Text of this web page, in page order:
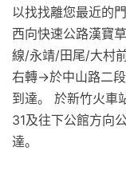
以找找離您最近的
西向快速公路漢寶
線/永靖/田尾/大村
右轉→於中山路二
到達。 於新竹火車
31及往下公館方向
達。